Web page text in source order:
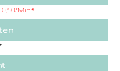
0,50/Min*